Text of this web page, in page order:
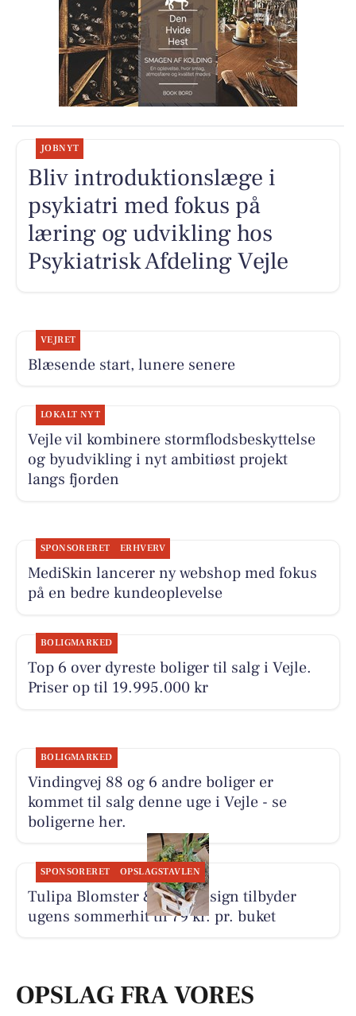
JOBNYT
Bliv introduktionslæge i
psykiatri med fokus på
læring og udvikling hos
Psykiatrisk Afdeling Vejle
VEJRET
Blæsende start, lunere senere
LOKALT NYT
Vejle vil kombinere stormflodsbeskyttelse
og byudvikling i nyt ambitiøst projekt
langs fjorden
SPONSORERET ERHVERV
MediSkin lancerer ny webshop med fokus
på en bedre kundeoplevelse
BOLIGMARKED
Top 6 over dyreste boliger til salg i Vejle.
Priser op til 19.995.000 kr
BOLIGMARKED
Vindingvej 88 og 6 andre boliger er
kommet til salg denne uge i Vejle - se
boligerne her.
SPONSORERET OPSLAGSTAVLEN
Tulipa Blomster & Havedesign tilbyder
ugens sommerhit til 79 kr. pr. buket
OPSLAG FRA VORES